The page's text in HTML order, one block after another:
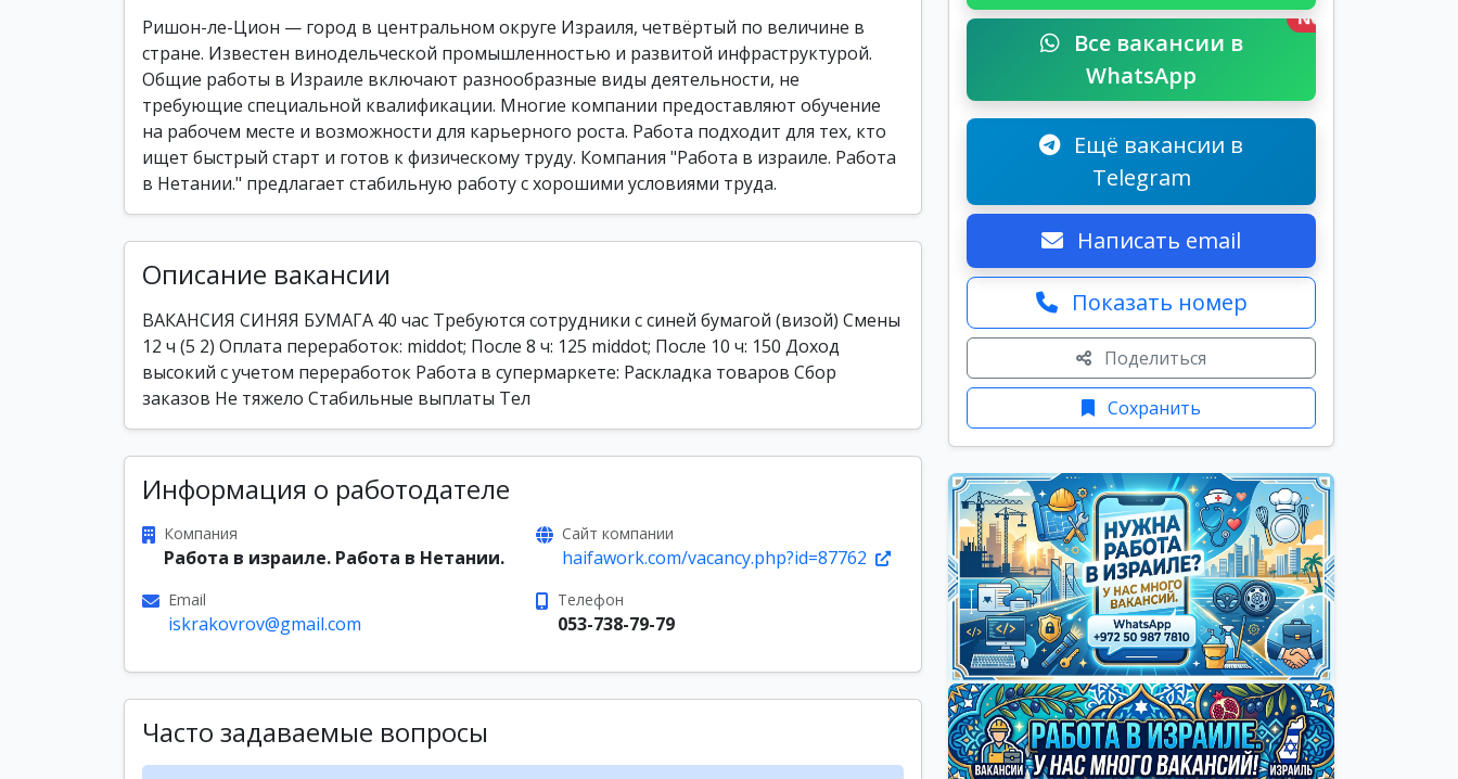
Ришон-ле-Цион — город в центральном округе Израиля, четвёртый по величине в
стране. Известен винодельческой промышленностью и развитой инфраструктурой.
Общие работы в Израиле включают разнообразные виды деятельности, не
требующие специальной квалификации. Многие компании предоставляют обучение
на рабочем месте и возможности для карьерного роста. Работа подходит для тех, кто
ищет быстрый старт и готов к физическому труду. Компания "Работа в израиле. Работа
в Нетании." предлагает стабильную работу с хорошими условиями труда.
Описание вакансии
ВАКАНСИЯ СИНЯЯ БУМАГА 40 час Требуются сотрудники с синей бумагой (визой) Смены
12 ч (5 2) Оплата переработок: middot; После 8 ч: 125 middot; После 10 ч: 150 Доход
высокий с учетом переработок Работа в супермаркете: Раскладка товаров Сбор
заказов Не тяжело Стабильные выплаты Тел
Информация о работодателе
Компания
Работа в израиле. Работа в Нетании.
Сайт компании
haifawork.com/vacancy.php?id=87762
Email
iskrakovrov@gmail.com
Телефон
053-738-79-79
Часто задаваемые вопросы
Все вакансии в
WhatsApp
New
Ещё вакансии в
Telegram
Написать email
Показать номер
Поделиться
Сохранить